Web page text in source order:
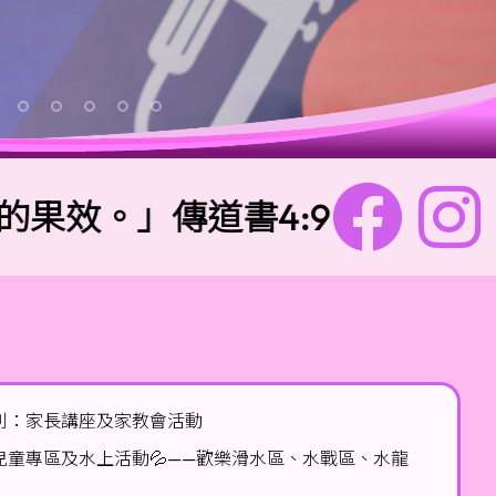
」傳道書4:9 校
：家長講座及家教會活動
專區及水上活動💦——歡樂滑水區、水戰區、水龍